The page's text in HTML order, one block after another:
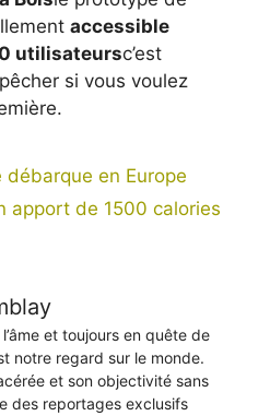
accessible
utilisateursc’est
si vous voulez
en Europe
apport de 1500 calories
et toujours en quête de
notre regard sur le monde.
et son objectivité sans
des reportages exclusifs